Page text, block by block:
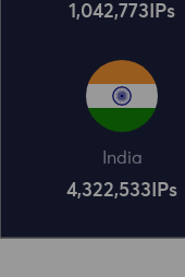
1,042,773 IPs
India
4,322,534 IPs